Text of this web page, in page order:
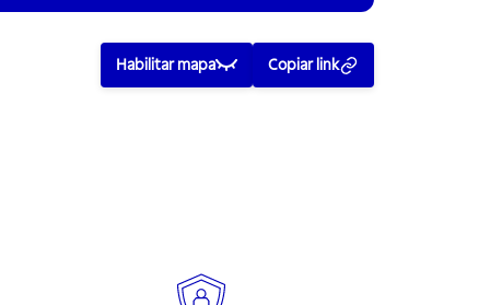
Habilitar mapa Copiar link